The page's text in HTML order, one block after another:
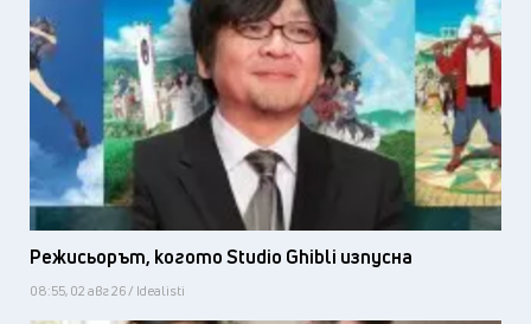
Режисьорът, когото Studio Ghibli изпусна
08:55, 02 авг 26 / Idealisti